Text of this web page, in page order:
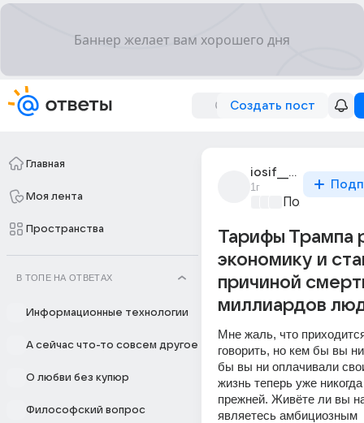
Создать пост
Главная
Моя лента
Пространства
В ТОПЕ НА ОТВЕТАХ
Информационные технологии
А сейчас что-то совсем другое
О любви без купюр
Философский вопрос
iosif__stalin
1г
Тарифы Трампа
экономику и
причиной
миллиардов
Мне жаль, что
говорить, но кем бы вы
бы вы ни оплачивали
жизнь теперь уже
прежней. Живёте ли вы
являетесь амбициозным